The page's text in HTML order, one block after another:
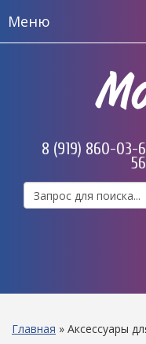
Меню
8 (919) 860-03-
Главная » Аксессуары